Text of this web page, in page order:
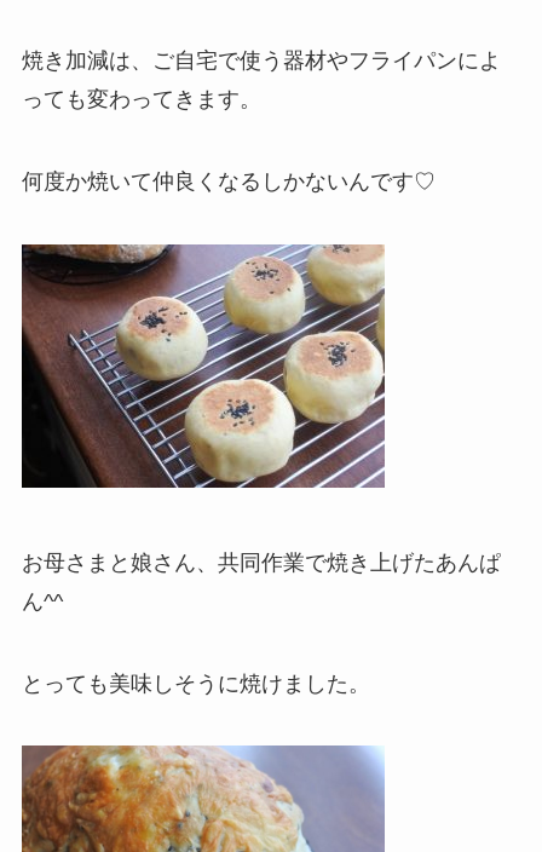
焼き加減は、ご自宅で使う器材やフライパンによ
っても変わってきます。
何度か焼いて仲良くなるしかないんです♡
お母さまと娘さん、共同作業で焼き上げたあんぱ
ん^^
とっても美味しそうに焼けました。